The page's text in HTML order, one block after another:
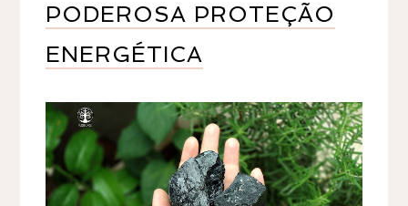
PODEROSA PROTEÇÃO
ENERGÉTICA